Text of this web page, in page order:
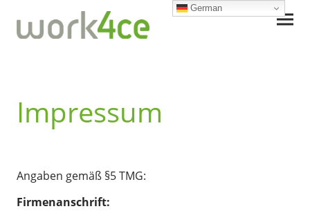
Impressum
Angaben gemäß §5 TMG:
Firmenanschrift:
German